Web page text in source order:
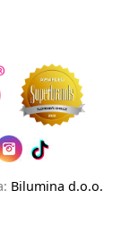
Bilumina d.o.o.